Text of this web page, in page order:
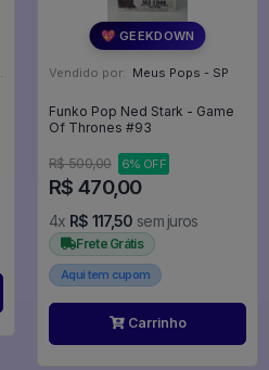
💖 GEEKDOWN
Vendido por: Meus Pops - SP
Funko Pop Ned Stark - Game
Of Thrones #93
R$ 500,00 6% OFF
R$ 470,00
4x R$ 117,50 sem juros
Frete Grátis
Aqui tem cupom
Carrinho